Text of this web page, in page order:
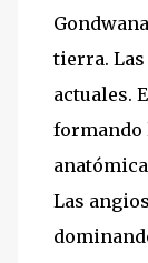
tierra. Las
actuales.
formando
Las